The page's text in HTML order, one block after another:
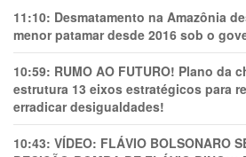
11:10: Desmatamento na Amazônia
menor patamar desde 2016 sob o
10:59: RUMO AO FUTURO! Plano da
estrutura 13 eixos estratégicos para
erradicar desigualdades!
10:43: VÍDEO: FLÁVIO BOLSONARO